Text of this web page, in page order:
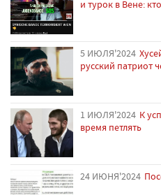
и турок в Вене:
5 ИЮЛЯ'2024
русский патриот
1 ИЮЛЯ'2024 К
время петлять
24 ИЮНЯ'2024